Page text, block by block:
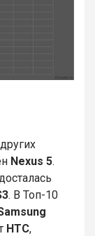
Nexus 5.
. В Топ-10
HTC,